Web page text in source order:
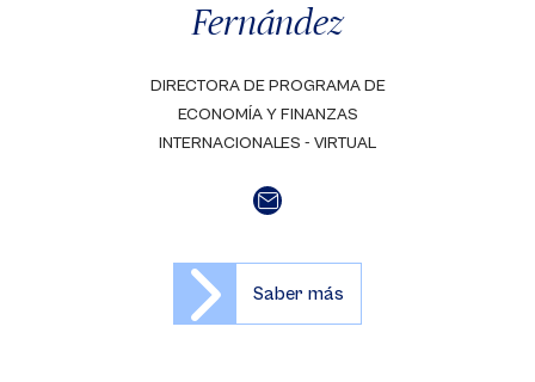
Fernández
DIRECTORA DE PROGRAMA DE
ECONOMÍA Y FINANZAS
INTERNACIONALES - VIRTUAL
Saber más